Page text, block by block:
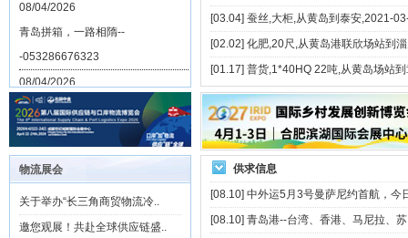
08/04/2026
青岛拼箱，一路相隋--
-053286676323
08/04/2026
美国全境海运拼箱EXW FCA FOB
进口-->青岛 ----0532-86676323
13/05/2025
美国清关就找易清关！我们拥有经
验丰富的专业清关团队，精准把握
最新政策动态，熟悉各类清关流
[03.04] 蚕丝,大柜,从黄岛到泰安,2021-
[02.02] 化肥,20尺,从黄岛港联欣场站到
[01.17] 普货,1*40HQ 22吨,从黄岛场站
物流展会
关于举办“长三角商贸物流冷..
邀您观展！共赴全球供应链盛..
供求信息
[08.10] 中外运5月3号曼萨尼约首航，今
[08.10] 青岛港--台湾、香港、马尼拉、